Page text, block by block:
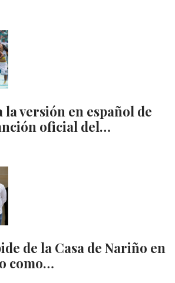
la versión en español de
oficial del…
de la Casa de Nariño en
como…